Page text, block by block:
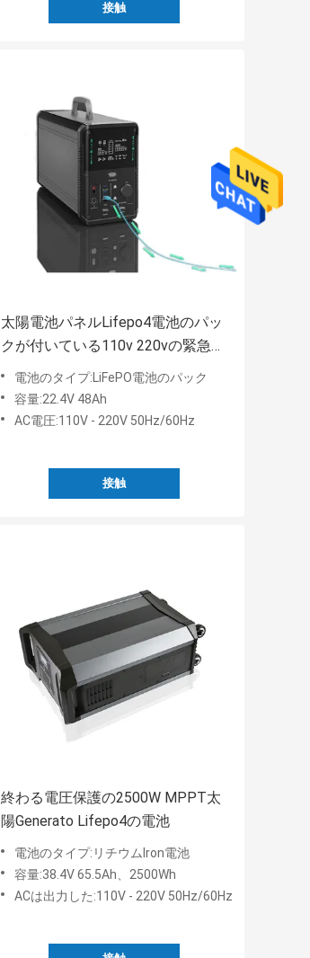
接触
太陽電池パネルLifepo4電池のパッ
クが付いている110v 220vの緊急の
電気発電機
電池のタイプ:LiFePO電池のパック
容量:22.4V 48Ah
AC電圧:110V - 220V 50Hz/60Hz
接触
終わる電圧保護の2500W MPPT太
陽Generato Lifepo4の電池
電池のタイプ:リチウムlron電池
容量:38.4V 65.5Ah、2500Wh
ACは出力した:110V - 220V 50Hz/60Hz